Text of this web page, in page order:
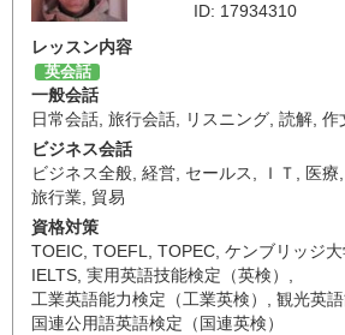
ID: 17934310
レッスン内容
英会話
一般会話
日常会話 旅行会話 リスニング 読解 作
ビジネス会話
ビジネス全般 経営 セールス ＩＴ 医療
旅行業 貿易
資格対策
TOEIC TOEFL TOPEC ケンブリッジ
IELTS 実用英語技能検定（英検）
工業英語能力検定（工業英検）
観光英
国連公用語英語検定（国連英検）